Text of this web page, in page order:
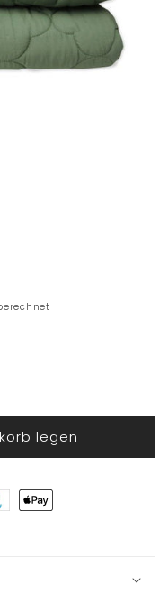
legen